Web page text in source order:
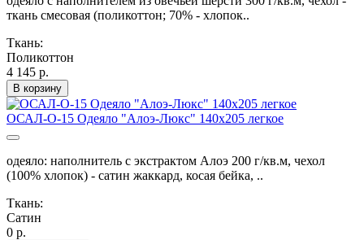
ткань смесовая (поликоттон; 70% - хлопок..
Ткань:
Поликоттон
4 145 р.
В корзину
ОСАЛ-О-15 Одеяло "Алоэ-Люкс" 140х205 легкое
одеяло: наполнитель с экстрактом Алоэ 200 г/кв.м, чехол
(100% хлопок) - сатин жаккард, косая бейка, ..
Ткань:
Сатин
0 р.